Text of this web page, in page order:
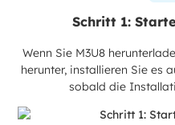
Schritt 1:
Wenn Sie M3U8
herunter, installieren Sie es
sobald die